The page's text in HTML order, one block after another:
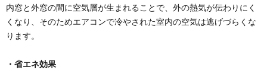
内窓と外窓の間に空気層が生まれることで、外の熱気が伝わりにく
くなり、そのためエアコンで冷やされた室内の空気は逃げづらくな
ります。
・省エネ効果